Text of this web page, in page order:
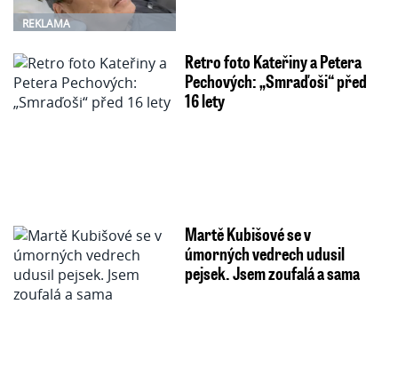
REKLAMA
Retro foto Kateřiny a Petera
Pechových: „Smraďoši“ před
16 lety
Martě Kubišové se v
úmorných vedrech udusil
pejsek. Jsem zoufalá a sama